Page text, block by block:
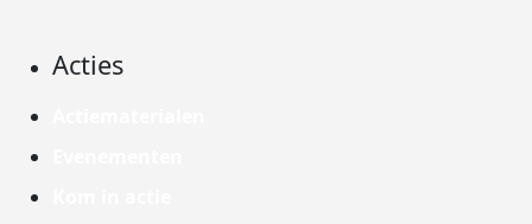
Acties